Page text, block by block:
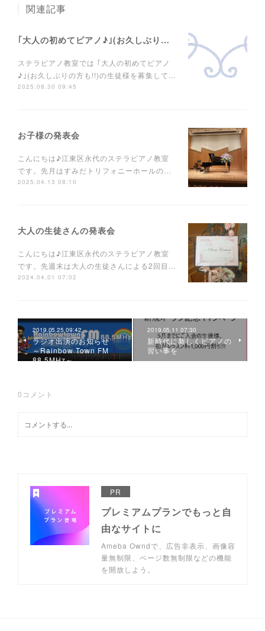
関連記事
｢大人の初めてピアノ♪｣(お久しぶりの方も!!)生徒様募集中♪
ステラピアノ教室では ｢大人の初めてピアノ
♪｣(お久しぶりの方も!!)の生徒様を募集して…
2025.08.30 09:45
お子様の発表会
こんにちは♪江東区永代のステラピアノ教室
です。先月はすみだトリフォニーホールの…
2025.04.13 08:10
大人の生徒さんの発表会
こんにちは♪江東区永代のステラピアノ教室
です。先週末は大人の生徒さんによる2回目…
2024.04.01 07:02
2019.05.25 09:42
ラジオ出演のお知らせ
～Rainbow Town FM
88.5MHz～
2019.05.11 07:30
新時代に新しくピアノの
習い事を
0 コメント
PR
プレミアムプランでもっと自
由なサイトに
Ameba Owndで、広告非表示、画像容
量無制限、ページ数無制限などの機能
を開放しよう。